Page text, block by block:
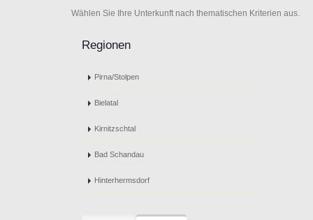
Wählen Sie Ihre Unterkunft nach thematischen Kriterien aus.
Regionen
Pirna/Stolpen
Bielatal
Kirnitzschtal
Bad Schandau
Hinterhermsdorf